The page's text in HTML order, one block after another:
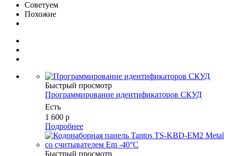
Советуем
Похожие
Быстрый просмотр
Программирование идентификаторов СКУД
Есть
1 600 р
Подробнее
Быстрый просмотр